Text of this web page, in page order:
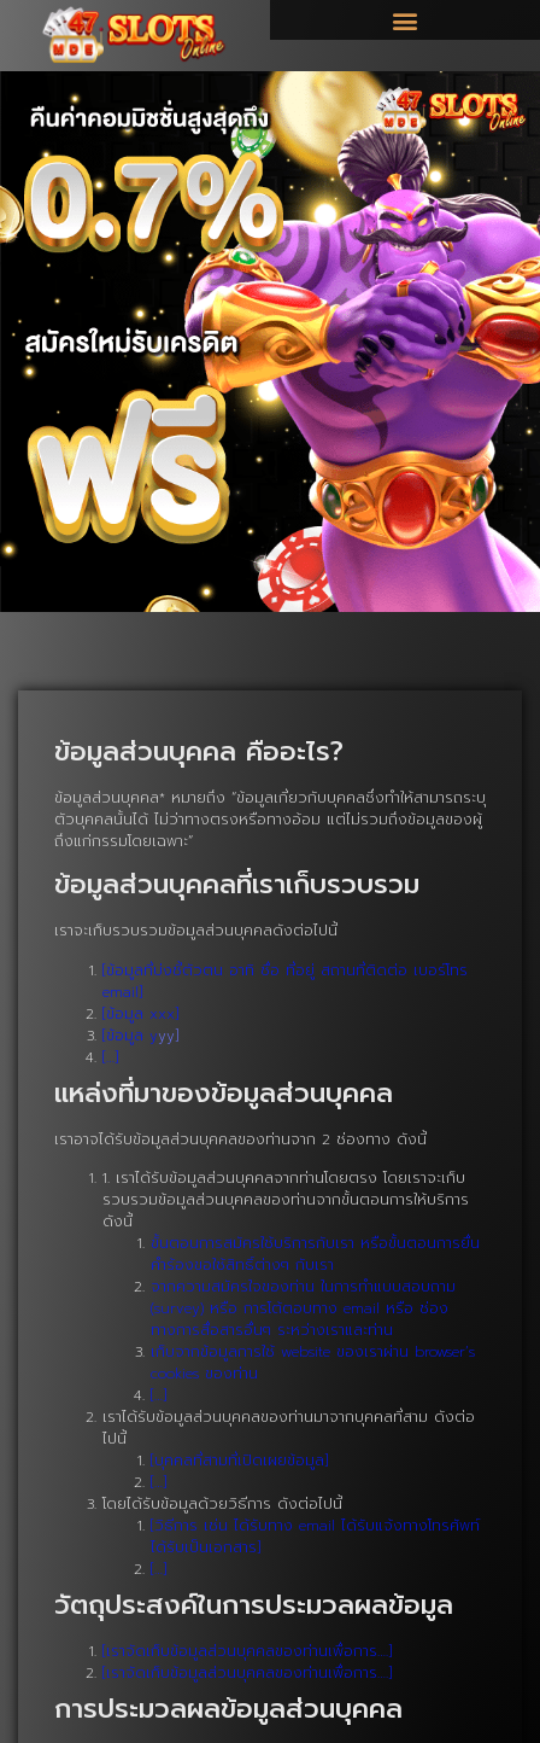
ข้อมูลส่วนบุคคล คืออะไร?
ข้อมูลส่วนบุคคล* หมายถึง “ข้อมูลเกี่ยวกับบุคคลซึ่งทำให้สามารถระบุ
ตัวบุคคลนั้นได้ ไม่ว่าทางตรงหรือทางอ้อม แต่ไม่รวมถึงข้อมูลของผู้
ถึงแก่กรรมโดยเฉพาะ”
ข้อมูลส่วนบุคคลที่เราเก็บรวบรวม
เราจะเก็บรวบรวมข้อมูลส่วนบุคคลดังต่อไปนี้
[ข้อมูลที่บ่งชี้ตัวตน อาทิ ชื่อ ที่อยู่ สถานที่ติดต่อ เบอร์โทร
email]
[ข้อมูล xxx]
[ข้อมูล yyy]
[…]
แหล่งที่มาของข้อมูลส่วนบุคคล
เราอาจได้รับข้อมูลส่วนบุคคลของท่านจาก 2 ช่องทาง ดังนี้
1. เราได้รับข้อมูลส่วนบุคคลจากท่านโดยตรง โดยเราจะเก็บ
รวบรวมข้อมูลส่วนบุคคลของท่านจากขั้นตอนการให้บริการ
ดังนี้
ขั้นตอนการสมัครใช้บริการกับเรา หรือขั้นตอนการยื่น
คำร้องขอใช้สิทธิ์ต่างๆ กับเรา
จากความสมัครใจของท่าน ในการทำแบบสอบถาม
(survey) หรือ การโต้ตอบทาง email หรือ ช่อง
ทางการสื่อสารอื่นๆ ระหว่างเราและท่าน
เก็บจากข้อมูลการใช้ website ของเราผ่าน browser’s
cookies ของท่าน
[…]
เราได้รับข้อมูลส่วนบุคคลของท่านมาจากบุคคลที่สาม ดังต่อ
ไปนี้
[บุคคลที่สามที่เปิดเผยข้อมูล]
[…]
โดยได้รับข้อมูลด้วยวิธีการ ดังต่อไปนี้
[วิธีการ เช่น ได้รับทาง email ได้รับแจ้งทางโทรศัพท์
ได้รับเป็นเอกสาร]
[…]
วัตถุประสงค์ในการประมวลผลข้อมูล
[เราจัดเก็บข้อมูลส่วนบุคคลของท่านเพื่อการ….]
[เราจัดเก็บข้อมูลส่วนบุคคลของท่านเพื่อการ….]
การประมวลผลข้อมูลส่วนบุคคล